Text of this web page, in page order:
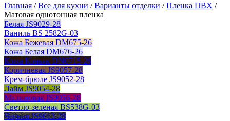
Главная /Все для кухни /Варианты отделки /Пленка ПВХ /
Матовая однотонная пленка
Белая JS9029-28
Ваниль BS 2582G-03
Кожа Бежевая DM675-26
Кожа Белая DM676-26
Кожа Коньяк DN0715-26
Коричневая JS9057-28
Крем-брюле JS9052-28
Лайм JS9054-28
Малиновая JS9056-28
Светло-зеленая BS538G-03
Черная JS9013-28